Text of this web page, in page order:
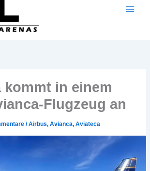
kommt in einem
Flugzeug an
/Airbus,Avianca,Aviateca